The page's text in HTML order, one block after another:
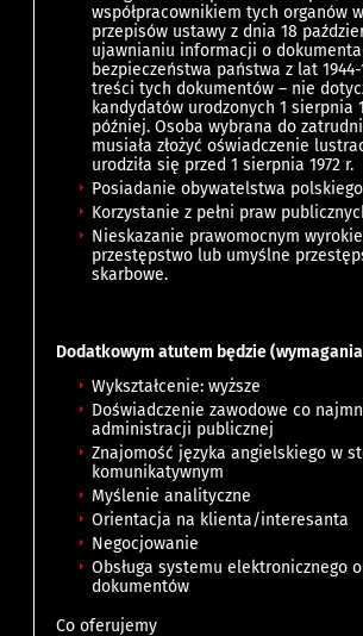
współpracownikiem tych organów
przepisów ustawy z dnia 18
ujawnianiu informacji o
bezpieczeństwa państwa z lat 1944-
treści tych dokumentów – nie
kandydatów urodzonych 1 sierpnia
później. Osoba wybrana do
musiała złożyć oświadczenie
urodziła się przed 1 sierpnia 1972 r.
Posiadanie obywatelstwa polskiego
Korzystanie z pełni praw
Nieskazanie prawomocnym
przestępstwo lub umyślne
skarbowe.
Dodatkowym atutem będzie
Wykształcenie: wyższe
Doświadczenie zawodowe co
administracji publicznej
Znajomość języka angielskiego w
komunikatywnym
Myślenie analityczne
Orientacja na klienta/interesanta
Negocjowanie
Obsługa systemu elektronicznego
dokumentów
Co oferujemy